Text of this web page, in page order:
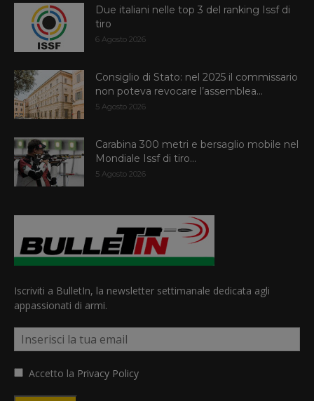
Due italiani nelle top 3 del ranking Issf di
tiro
6 Agosto 2026
Consiglio di Stato: nel 2025 il commissario
non poteva revocare l’assemblea...
5 Agosto 2026
Carabina 300 metri e bersaglio mobile nel
Mondiale Issf di tiro...
5 Agosto 2026
Iscriviti a BulletIn, la newsletter settimanale dedicata agli
appassionati di armi.
Accetto la Privacy Policy